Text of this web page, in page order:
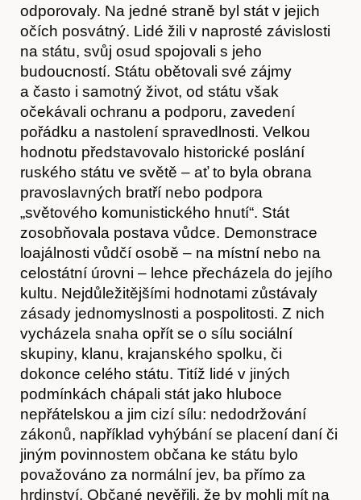
Obchod
odporovaly. Na jedné straně byl stát v jejich
očích posvátný. Lidé žili v naprosté závislosti
na státu, svůj osud spojovali s jeho
budoucností. Státu obětovali své zájmy
a často i samotný život, od státu však
očekávali ochranu a podporu, zavedení
pořádku a nastolení spravedlnosti. Velkou
hodnotu představovalo historické poslání
ruského státu ve světě – ať to byla obrana
pravoslavných bratří nebo podpora
„světového komunistického hnutí“. Stát
zosobňovala postava vůdce. Demonstrace
loajálnosti vůdčí osobě – na místní nebo na
celostátní úrovni – lehce přecházela do jejího
kultu. Nejdůležitějšími hodnotami zůstávaly
zásady jednomyslnosti a pospolitosti. Z nich
vycházela snaha opřít se o sílu sociální
skupiny, klanu, krajanského spolku, či
dokonce celého státu. Titíž lidé v jiných
podmínkách chápali stát jako hluboce
nepřátelskou a jim cizí sílu: nedodržování
zákonů, například vyhýbání se placení daní či
jiným povinnostem občana ke státu bylo
považováno za normální jev, ba přímo za
hrdinství. Občané nevěřili, že by mohli mít na